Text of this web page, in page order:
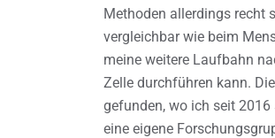
Methoden allerdings recht
vergleichbar wie beim
meine weitere Laufbahn
Zelle durchführen kann.
gefunden, wo ich seit
eine eigene